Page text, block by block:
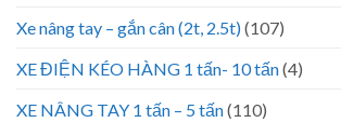
Xe nâng tay – gắn cân (2t, 2.5t)(107)
XE ĐIỆN KÉO HÀNG 1 tấn- 10 tấn(4)
XE NÂNG TAY 1 tấn – 5 tấn(110)